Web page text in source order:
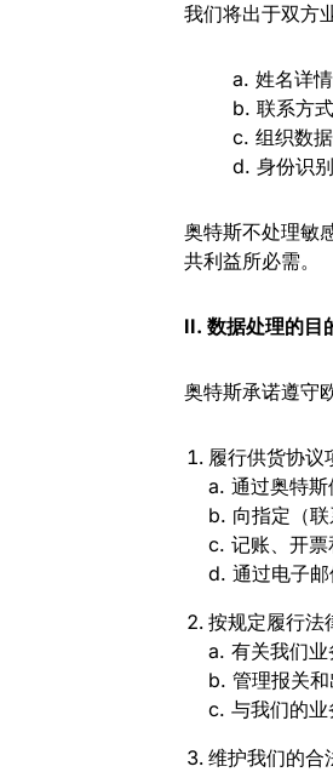
我们将出于双方
a. 姓名详
b. 联系方
c. 组织数
d. 身份识
奥特斯不处理敏
共利益所必需。
II. 数据处理的目
奥特斯承诺遵守
履行供货协议
a. 通过奥特斯
b. 向指定（
c. 记账、开票
d. 通过电子邮
按规定履行法
a. 有关我们业
b. 管理报关和
c. 与我们的业
维护我们的合